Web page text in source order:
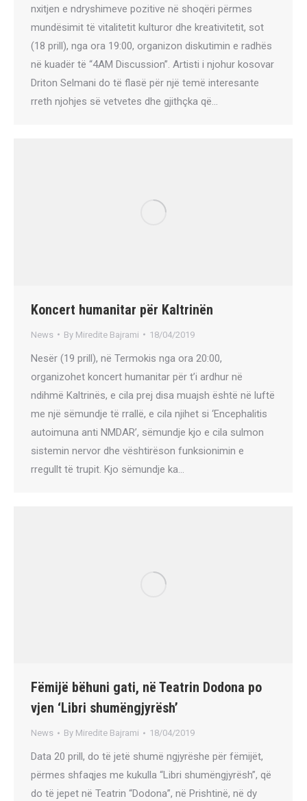
nxitjen e ndryshimeve pozitive në shoqëri përmes
mundësimit të vitalitetit kulturor dhe kreativitetit, sot
(18 prill), nga ora 19:00, organizon diskutimin e radhës
në kuadër të “4AM Discussion”. Artisti i njohur kosovar
Driton Selmani do të flasë për një temë interesante
rreth njohjes së vetvetes dhe gjithçka që…
Koncert humanitar për Kaltrinën
News By Miredite Bajrami 18/04/2019
Nesër (19 prill), në Termokis nga ora 20:00,
organizohet koncert humanitar për t’i ardhur në
ndihmë Kaltrinës, e cila prej disa muajsh është në luftë
me një sëmundje të rrallë, e cila njihet si ‘Encephalitis
autoimuna anti NMDAR’, sëmundje kjo e cila sulmon
sistemin nervor dhe vështirëson funksionimin e
rregullt të trupit. Kjo sëmundje ka…
Fëmijë bëhuni gati, në Teatrin Dodona po
vjen ‘Libri shumëngjyrësh’
News By Miredite Bajrami 18/04/2019
Data 20 prill, do të jetë shumë ngjyrëshe për fëmijët,
përmes shfaqjes me kukulla “Libri shumëngjyrësh”, që
do të jepet në Teatrin “Dodona”, në Prishtinë, në dy